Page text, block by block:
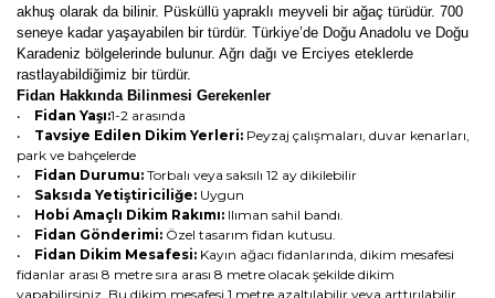
akhuş olarak da bilinir. Püsküllü yapraklı meyveli bir ağaç türüdür. 700
seneye kadar yaşayabilen bir türdür. Türkiye’de Doğu Anadolu ve Doğu
Karadeniz bölgelerinde bulunur. Ağrı dağı ve Erciyes eteklerde
rastlayabildiğimiz bir türdür.
Fidan Hakkında Bilinmesi Gerekenler
•
Fidan Yaşı:1-2 arasında
• Tavsiye Edilen Dikim Yerleri: Peyzaj çalışmaları, duvar kenarları,
park ve bahçelerde
• Fidan Durumu: Torbalı veya saksılı 12 ay dikilebilir
• Saksıda Yetiştiriciliğe: Uygun
• Hobi Amaçlı Dikim Rakımı: Ilıman sahil bandı.
• Fidan Gönderimi: Özel tasarım fidan kutusu.
• Fidan Dikim Mesafesi: Kayın ağacı fidanlarında, dikim mesafesi
fidanlar arası 8 metre sıra arası 8 metre olacak şekilde dikim
yapabilirsiniz. Bu dikim mesafesi 1 metre azaltılabilir veya arttırılabilir.